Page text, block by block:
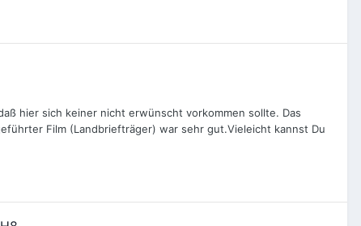
hier sich keiner nicht erwünscht vorkommen sollte. Das
Film (Landbriefträger) war sehr gut.Vieleicht kannst Du